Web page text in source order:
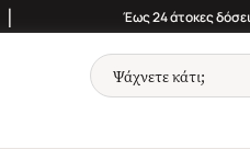
| Έως 24 άτοκες